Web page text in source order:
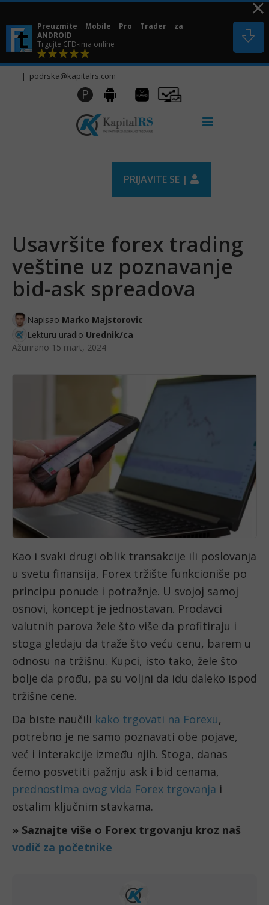
Skip
content Preuzmite Mobile Pro Trader za
ANDROID
Trgujte CFD-ima online
| podrska@kapitalrs.com
P Android
Huawei
AppGallery
Pro
Trader
PRIJAVITE SE |
Usavršite forex trading
veštine uz poznavanje
bid-ask spreadova
Napisao Marko Majstorovic
Lekturu uradio Urednik/ca
Ažurirano 15 mart, 2024
Kao i svaki drugi oblik transakcije ili poslovanja
u svetu finansija, Forex tržište funkcioniše po
principu ponude i potražnje. U svojoj samoj
osnovi, koncept je jednostavan. Prodavci
valutnih parova žele što više da profitiraju i
stoga gledaju da traže što veću cenu, barem u
odnosu na tržišnu. Kupci, isto tako, žele što
bolje da prođu, pa su voljni da idu daleko ispod
tržišne cene.
Da biste naučili kako trgovati na Forexu,
potrebno je ne samo poznavati obe pojave,
već i interakcije između njih. Stoga, danas
prednostima ovog vida Forex trgovanja i
ostalim ključnim stavkama.
vodič za početnike